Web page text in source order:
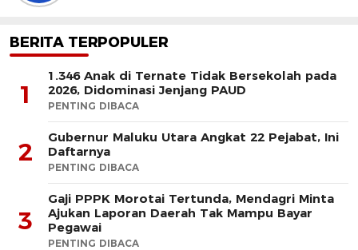
BERITA TERPOPULER
1
1.346 Anak di Ternate Tidak Bersekolah pada
2026, Didominasi Jenjang PAUD
PENTING DIBACA
2
Gubernur Maluku Utara Angkat 22 Pejabat, Ini
Daftarnya
PENTING DIBACA
3
Gaji PPPK Morotai Tertunda, Mendagri Minta
Ajukan Laporan Daerah Tak Mampu Bayar
Pegawai
PENTING DIBACA